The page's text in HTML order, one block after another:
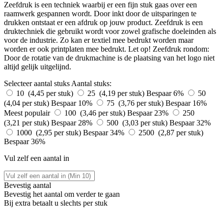
Zeefdruk is een techniek waarbij er een fijn stuk gaas over een
raamwerk gespannen wordt. Door inkt door de uitsparingen te
drukken ontstaat er een afdruk op jouw product. Zeefdruk is een
druktechniek die gebruikt wordt voor zowel grafische doeleinden als
voor de industrie. Zo kan er textiel mee bedrukt worden maar
worden er ook printplaten mee bedrukt. Let op! Zeefdruk rondom:
Door de rotatie van de drukmachine is de plaatsing van het logo niet
altijd gelijk uitgelijnd.
Selecteer aantal stuksAantal stuks:
10 (4,45 per stuk)
25 (4,19 per stuk) Bespaar 6%
50
(4,04 per stuk) Bespaar 10% 75 (3,76 per stuk) Bespaar 16%
Meest populair
100 (3,46 per stuk) Bespaar 23%
250
(3,21 per stuk) Bespaar 28% 500 (3,03 per stuk) Bespaar 32%
1000 (2,95 per stuk) Bespaar 34%
2500 (2,87 per stuk)
Bespaar 36%
Vul zelf een aantal in
Bevestig aantal
Bevestig het aantal om verder te gaan
Bij extra betaalt u slechts per stuk